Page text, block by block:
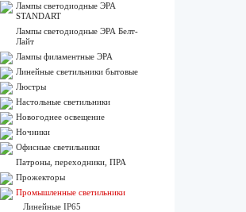
Лампы светодиодные ЭРА
STANDART
Лампы светодиодные ЭРА Белт-
Лайт
Лампы филаментные ЭРА
Линейные светильники бытовые
Люстры
Настольные светильники
Новогоднее освещение
Ночники
Офисные светильники
Патроны, переходники, ПРА
Прожекторы
Промышленные светильники
Линейные IP65